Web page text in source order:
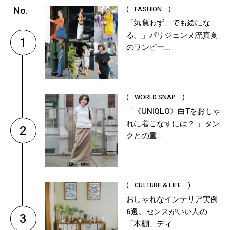
1
( FASHION )
「気負わず、でも絵にな
る。」パリジェンヌ流真夏
のワンピー...
2
( WORLD SNAP )
「《UNIQLO》白Tをおしゃ
れに着こなすには？ 」タン
クとの重...
3
( CULTURE & LIFE )
おしゃれなインテリア実例
6選。センスがいい人の
「本棚」ディ...